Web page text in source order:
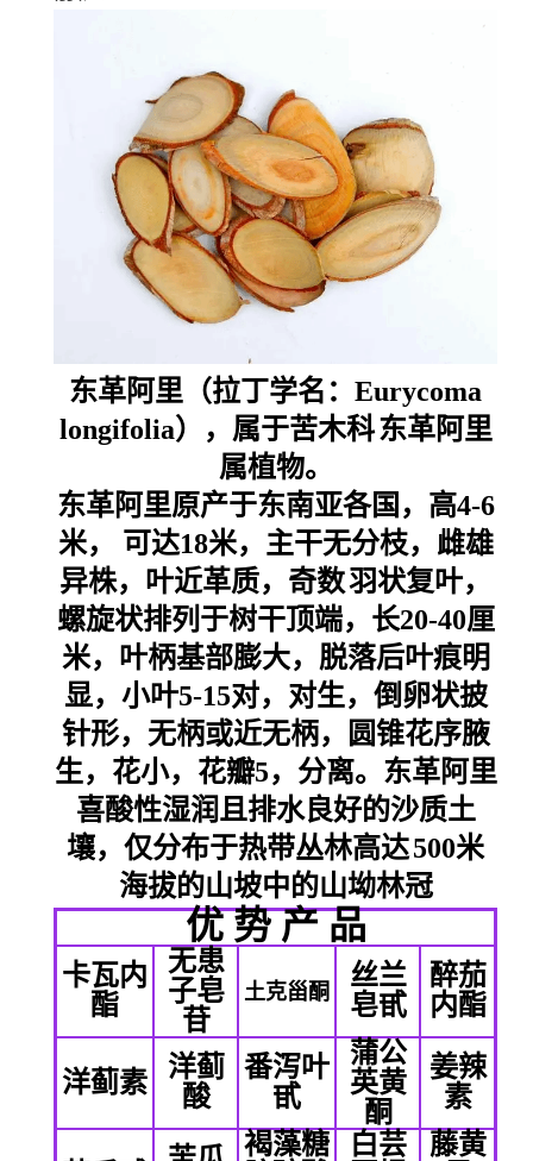
东革阿里（拉丁学名：Eurycoma
longifolia），属于苦木科东革阿里
属植物。
东革阿里原产于东南亚各国 ，高4-6
米， 可达18米，主干无分枝，雌雄
异株，叶近革质， 奇数羽状复叶，
螺旋状排列于树干顶端，长20-40厘
米，叶柄基部膨大，脱落后叶痕明
显，小叶5-15对，对生，倒卵状披
针形，无柄或近无柄，圆锥花序腋
生，花小，花瓣5，分离。东革阿里
喜酸性湿润且排水良好的沙质土
壤，仅分布于热带丛林高达500米
海拔的山坡中的山坳林冠
优 势 产 品
卡瓦内
酯
无患
子皂
苷
土克甾酮
丝兰
皂甙
醉茄
内酯
洋蓟素
洋蓟
酸
番泻叶
甙
蒲公
英黄
酮
姜辣
素
褐藻糖
白芸
藤黄